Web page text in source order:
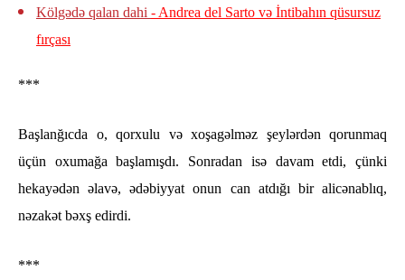
Kölgədə qalan dahi - Andrea del Sarto və İntibahın qüsursuz
fırçası
***
Başlanğıcda o, qorxulu və xoşagəlməz şeylərdən qorunmaq
üçün oxumağa başlamışdı. Sonradan isə davam etdi, çünki
hekayədən əlavə, ədəbiyyat onun can atdığı bir alicənablıq,
nəzakət bəxş edirdi.
***